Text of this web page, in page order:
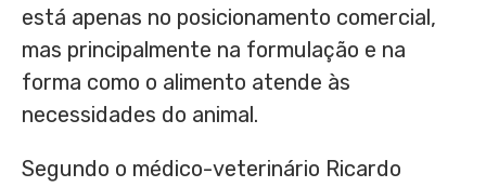
está apenas no posicionamento comercial,
mas principalmente na formulação e na
forma como o alimento atende às
necessidades do animal.
Segundo o médico-veterinário Ricardo